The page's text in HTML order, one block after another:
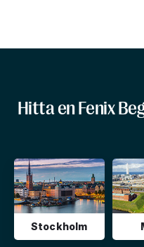
Hitta en Fenix
Stockholm